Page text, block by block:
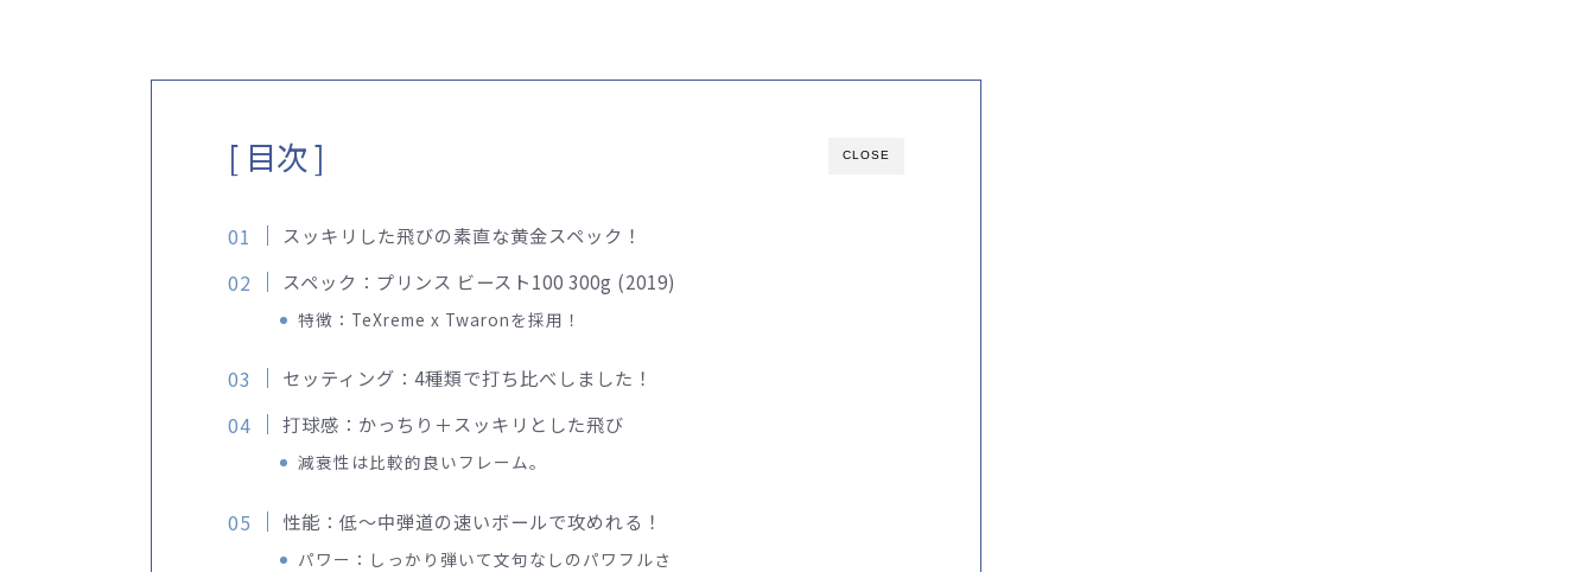
CLOSE
[ 目次 ]
スッキリした飛びの素直な黄金スペック！
スペック：プリンス ビースト100 300g (2019)
特徴：TeXreme x Twaronを採用！
セッティング：4種類で打ち比べしました！
打球感：かっちり＋スッキリとした飛び
減衰性は比較的良いフレーム。
性能：低〜中弾道の速いボールで攻めれる！
パワー：しっかり弾いて文句なしのパワフルさ